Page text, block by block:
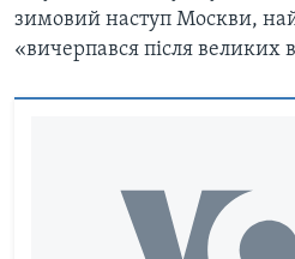
зимовий наступ Москви,
«вичерпався після великих